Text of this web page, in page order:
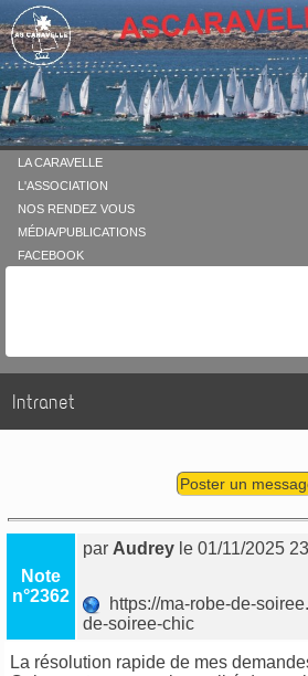
LA CARAVELLE
L'ASSOCIATION
NOS RENDEZ VOUS
MÉDIA/PUBLICATIONS
FACEBOOK
Intranet
Poster un
Note
n°2362
par Audrey le 01/11/2025
https://ma-robe-de-
de-soiree-chic
La résolution rapide de mes